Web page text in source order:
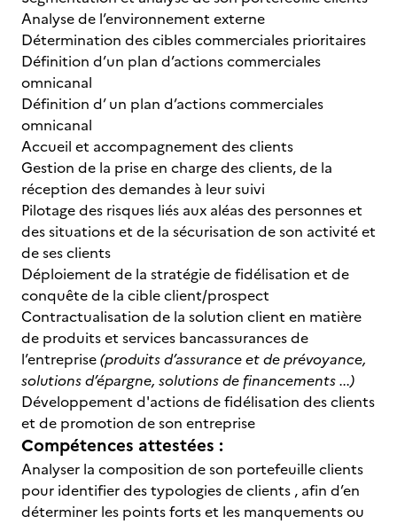
Analyse de l’environnement externe
Détermination des cibles commerciales prioritaires
Définition d’un plan d’actions commerciales
omnicanal
Définition d’ un plan d’actions commerciales
omnicanal
Accueil et accompagnement des clients
Gestion de la prise en charge des clients, de la
réception des demandes à leur suivi
Pilotage des risques liés aux aléas des personnes et
des situations et de la sécurisation de son activité et
de ses clients
Déploiement de la stratégie de fidélisation et de
conquête de la cible client/prospect
Contractualisation de la solution client en matière
de produits et services bancassurances de
l’entreprise(produits d’assurance et de prévoyance,
solutions d’épargne, solutions de financements ...)
Développement d'actions de fidélisation des clients
et de promotion de son entreprise
Compétences attestées :
Analyser la composition de son portefeuille clients
pour identifier des typologies de clients , afin d’en
déterminer les points forts et les manquements ou